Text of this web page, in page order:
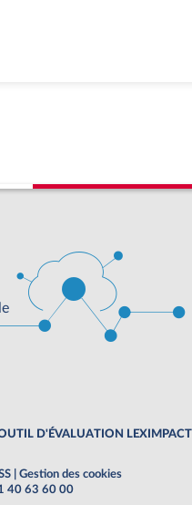
D'ÉVALUATION LEXIMPACT
Gestion des cookies
40 63 60 00